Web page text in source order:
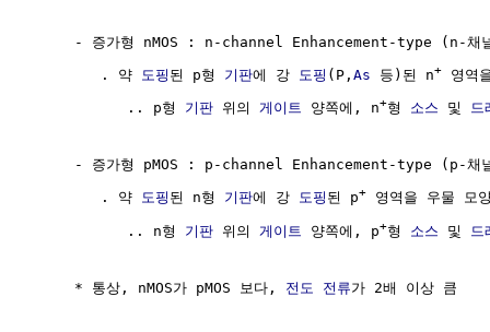
- 증가형 nMOS : n-channel Enhancement-type (n-채
        . 약
도핑 된 p형 기판에 강 도핑 (P, As 등)된 n+ 영역
           .. p형
기판 위의 게이트 양쪽에, n+형 소스 및 드
- 증가형 pMOS : p-channel Enhancement-type (p-채
        . 약
도핑 된 n형 기판에 강 도핑 된 p+ 영역을 우물 모
           .. n형
기판 위의 게이트 양쪽에, p+형 소스 및 드
     * 통상, nMOS가 pMOS 보다,
전도 전류가 2배 이상 큼